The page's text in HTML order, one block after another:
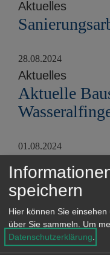
i
Aktuelles
28.08.2024
Aktuelles
Aktuelle
01.08.2024
Aktuelles
Aktuelle
09.05.2025
Aktuelles
speichern
Hier können Sie
über Sie sammeln. Um
Datenschutzerklärung.